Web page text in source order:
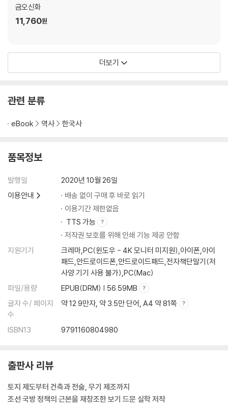
찾아보기
금오신화
11,760원
더보기
관련 분류
eBook 역사 한국사
품목정보
발행일
2020년 10월 26일
이용안내
배송 없이 구매 후 바로 읽기
이용기간 제한없음
TTS 가능
저작권 보호를 위해 인쇄 기능 제공 안함
지원기기
크레마,PC(윈도우 - 4K 모니터 미지원),아이폰,아이
패드,안드로이드폰,안드로이드패드,전자책단말기(저
사양 기기 사용 불가),PC(Mac)
파일/용량
EPUB(DRM) | 56.59MB
글자 수/ 페이지
수
약 12.9만자, 약 3.5만 단어, A4 약 81쪽
ISBN13 9791160804980
출판사 리뷰
토지 제도부터 건축과 전술, 무기 제조까지
조선 국방 정책의 근본을 재창조한 보기 드문 실학 저작